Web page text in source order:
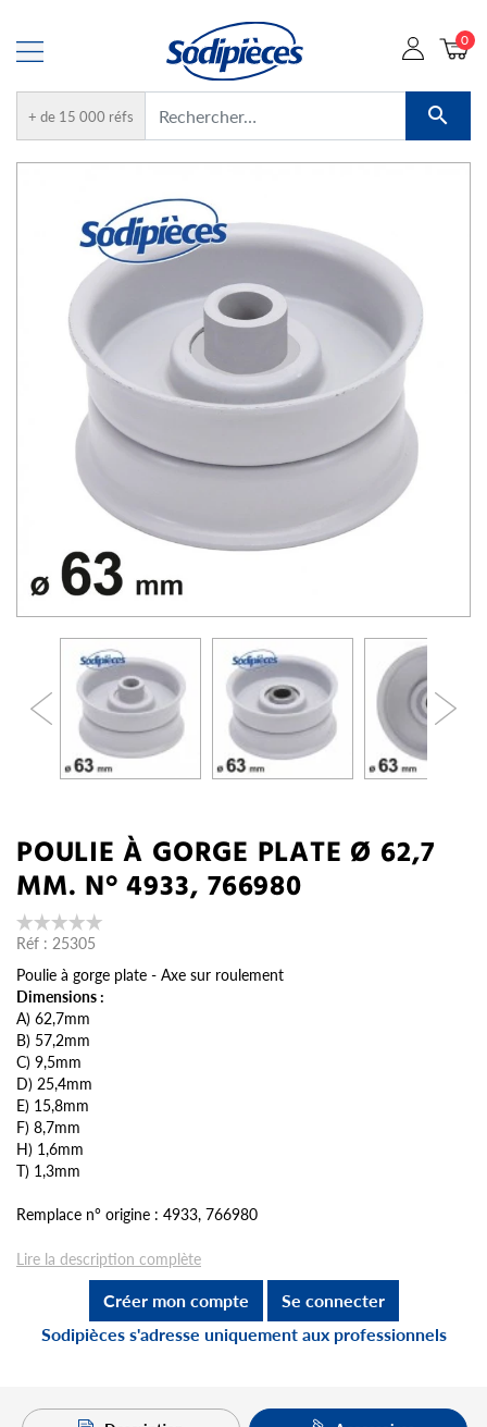
+ de 15 000 réfs 
0
POULIE À GORGE PLATE Ø 62,7
MM. N° 4933, 766980
Réf : 25305
Poulie à gorge plate - Axe sur roulement
Dimensions :
A) 62,7mm
B) 57,2mm
C) 9,5mm
D) 25,4mm
E) 15,8mm
F) 8,7mm
H) 1,6mm
T) 1,3mm
Remplace n° origine : 4933, 766980
Lire la description complète
Créer mon compte
Se connecter
Sodipièces s'adresse uniquement aux professionnels